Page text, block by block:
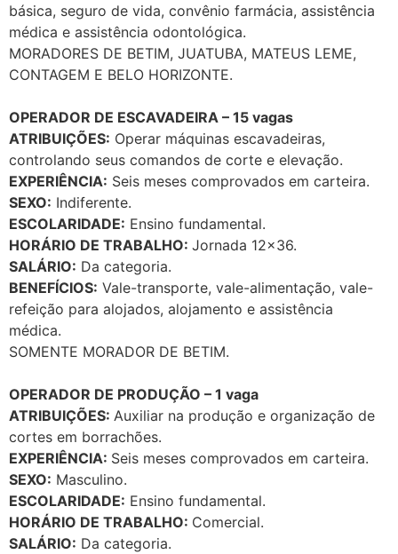
básica, seguro de vida, convênio farmácia, assistência
médica e assistência odontológica.
MORADORES DE BETIM, JUATUBA, MATEUS LEME,
CONTAGEM E BELO HORIZONTE.
OPERADOR DE ESCAVADEIRA – 15 vagas
ATRIBUIÇÕES: Operar máquinas escavadeiras,
controlando seus comandos de corte e elevação.
EXPERIÊNCIA: Seis meses comprovados em carteira.
SEXO: Indiferente.
ESCOLARIDADE: Ensino fundamental.
HORÁRIO DE TRABALHO: Jornada 12×36.
SALÁRIO: Da categoria.
BENEFÍCIOS: Vale-transporte, vale-alimentação, vale-
refeição para alojados, alojamento e assistência
médica.
SOMENTE MORADOR DE BETIM.
OPERADOR DE PRODUÇÃO – 1 vaga
ATRIBUIÇÕES: Auxiliar na produção e organização de
cortes em borrachões.
EXPERIÊNCIA: Seis meses comprovados em carteira.
SEXO: Masculino.
ESCOLARIDADE: Ensino fundamental.
HORÁRIO DE TRABALHO: Comercial.
SALÁRIO: Da categoria.